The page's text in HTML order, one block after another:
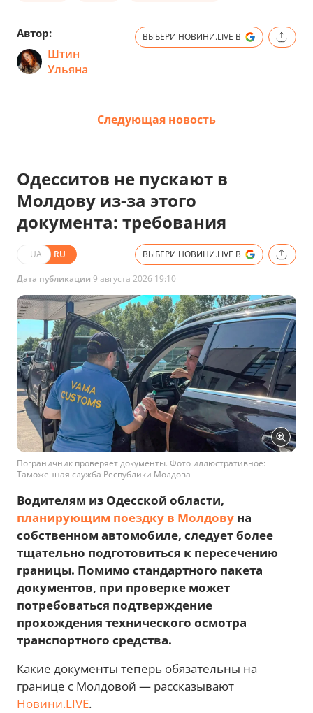
Автор:
Штин
Ульяна
ВЫБЕРИ НОВИНИ.LIVE В
Следующая новость
Одесситов не пускают в
Молдову из-за этого
документа: требования
UA RU ВЫБЕРИ НОВИНИ.LIVE В
Дата публикации 9 августа 2026 19:10
Пограничник проверяет документы. Фото иллюстративное:
Таможенная служба Республики Молдова
Водителям из Одесской области,
планирующим поездку в Молдову на
собственном автомобиле, следует более
тщательно подготовиться к пересечению
границы. Помимо стандартного пакета
документов, при проверке может
потребоваться подтверждение
прохождения технического осмотра
транспортного средства.
Какие документы теперь обязательны на
границе с Молдовой — рассказывают
Новини.LIVE.